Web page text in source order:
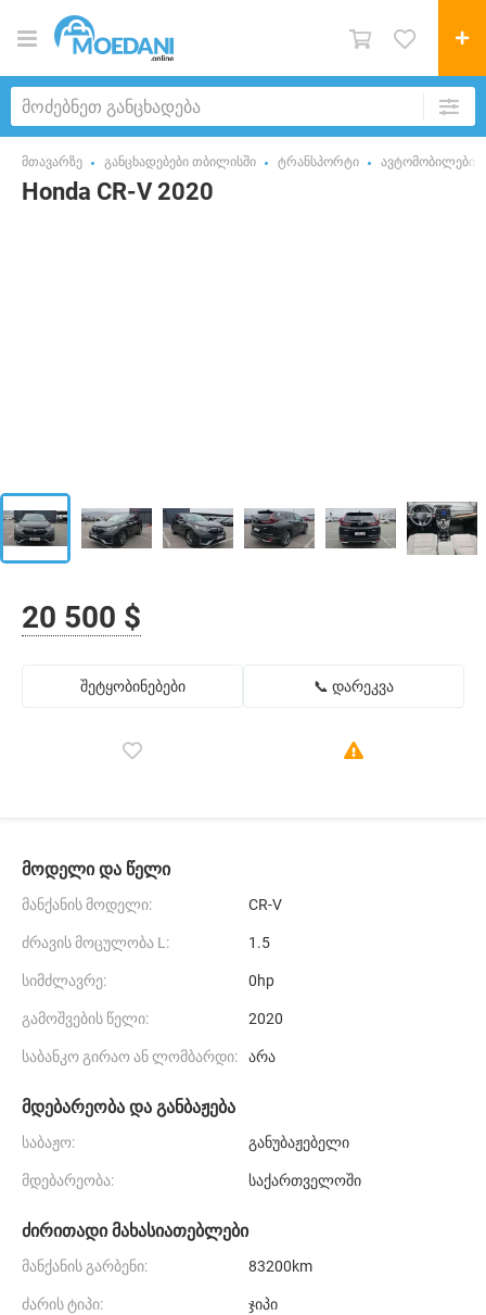
მთავარზე განცხადებები თბილისში ტრანსპორტი ავტომობილები
Honda CR-V 2020
20 500 $
შეტყობინებები 📞 დარეკვა
მოდელი და წელი
მანქანის მოდელი: CR-V
ძრავის მოცულობა L: 1.5
სიმძლავრე: 0hp
გამოშვების წელი: 2020
საბანკო გირაო ან ლომბარდი: არა
მდებარეობა და განბაჟება
საბაჟო: განუბაჟებელი
მდებარეობა: საქართველოში
ძირითადი მახასიათებლები
მანქანის გარბენი: 83200km
ძარის ტიპი: ჯიპი